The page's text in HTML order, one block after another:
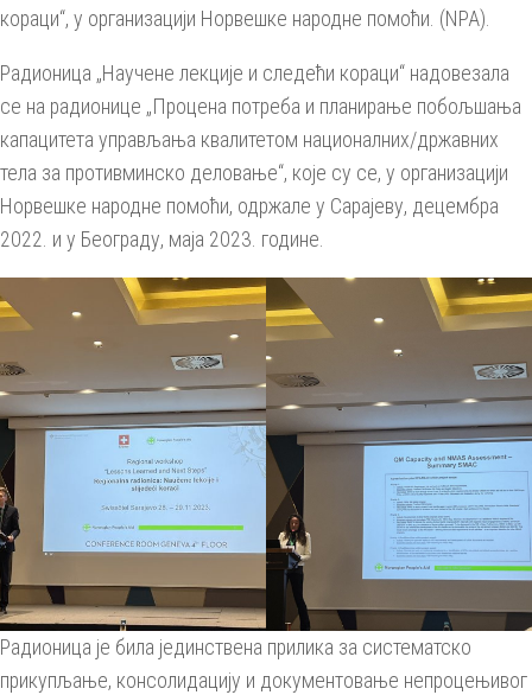
кораци“, у организацији Норвешке народне помоћи. (NPA).
Радионица „Научене лекције и следећи кораци“ надовезала
се на радионице „Процена потреба и планирање побољшања
капацитета управљања квалитетом националних/државних
тела за противминско деловање“, које су се, у организацији
Норвешке народне помоћи, одржале у Сарајеву, децембра
2022. и у Београду, маја 2023. године.
Радионица је била јединствена прилика за систематско
прикупљање, консолидацију и документовање непроцењивог